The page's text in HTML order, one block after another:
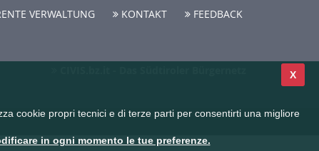
VERWALTUNG KONTAKT FEEDBACK
X
cookie propri tecnici e di terze parti per consentirti una migliore
in ogni momento le tue preferenze.